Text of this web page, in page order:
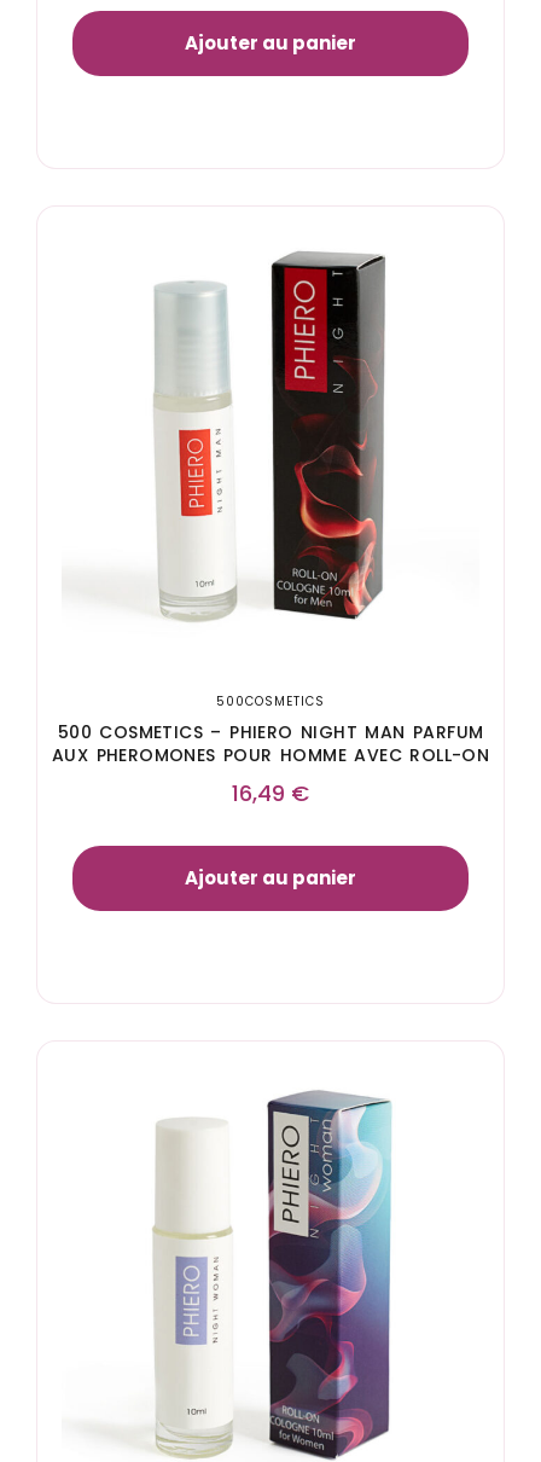
Ajouter au panier
500COSMETICS
500 COSMETICS – PHIERO NIGHT MAN PARFUM
AUX PHEROMONES POUR HOMME AVEC ROLL-ON
16,49 €
Ajouter au panier